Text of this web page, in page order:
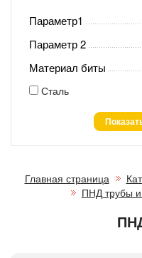
Параметр1
Параметр 2
Материал биты
Сталь
Главная страница
ПНД трубы